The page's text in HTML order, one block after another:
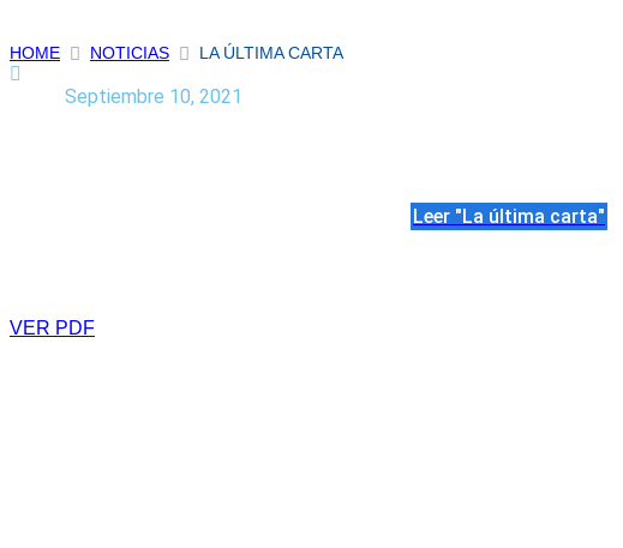
HOME NOTICIAS LA ÚLTIMA CARTA
Septiembre 10, 2021
Leer "La última carta"
VER PDF